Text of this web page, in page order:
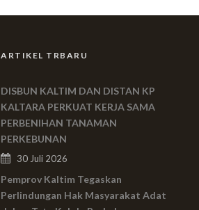
ARTIKEL TRBARU
DISBUN KALTIM DAN DISTAN KP
KALTARA PERKUAT KERJA SAMA
PERBENIHAN TANAMAN
PERKEBUNAN
30 Juli 2026
Pemprov Kaltim Tegaskan
Perlindungan Hak Masyarakat Adat